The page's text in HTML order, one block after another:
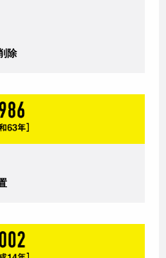
除